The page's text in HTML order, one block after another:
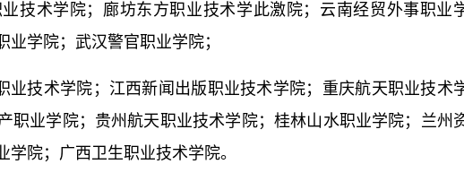
技术学院；廊坊东方职业技术学此激院；云南经贸外事职业
学院；武汉警官职业学院；
业技术学院；江西新闻出版职业技术学院；重庆航天职业技术
职业学院；贵州航天职业技术学院；桂林山水职业学院；兰州
院；广西卫生职业技术学院。